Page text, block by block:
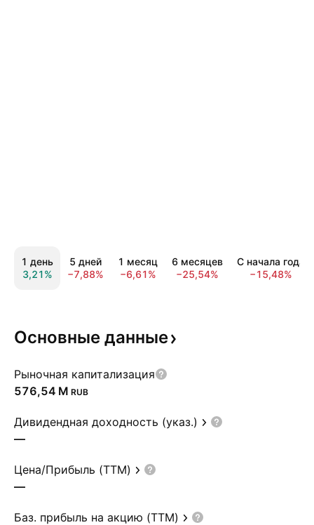
1 день
3,21%
5 дней
−7,88%
1 месяц
−6,61%
6 месяцев
−25,54%
С начала года
−15,48%
Основные данные
Рыночная капитализация
‪576,54 M‬ RUB
Дивидендная доходность (указ.)
—
Цена/Прибыль (TTM)
—
Баз. прибыль на акцию (TTM)